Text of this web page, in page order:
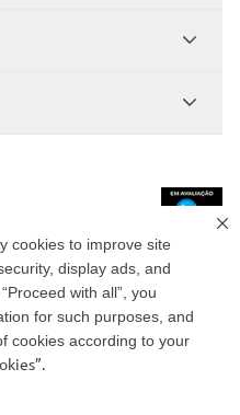
cookies to improve site
display ads, and
with all”, you
for such purposes, and
cookies according to your
Ltda Via de Acesso Norte, Km 38,
SP | CEP 07789-100 | CNPJ:
Ltda: Avenida das Nações Unidas,
- Vila Gertrudes, São Paulo, SP |
50
Avenida Tucunaré, 125 -